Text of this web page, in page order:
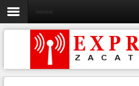
Sociedad